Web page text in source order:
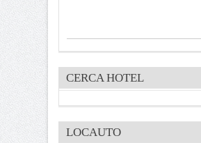
CERCA HOTEL
LOCAUTO